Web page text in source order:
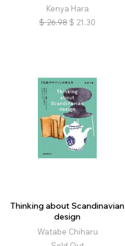
Kenya Hara
$ 26.98 $ 21.30
Thinking about Scandinavian
design
Watabe Chiharu